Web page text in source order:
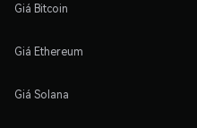
Giá Bitcoin
Giá Ethereum
Giá Solana